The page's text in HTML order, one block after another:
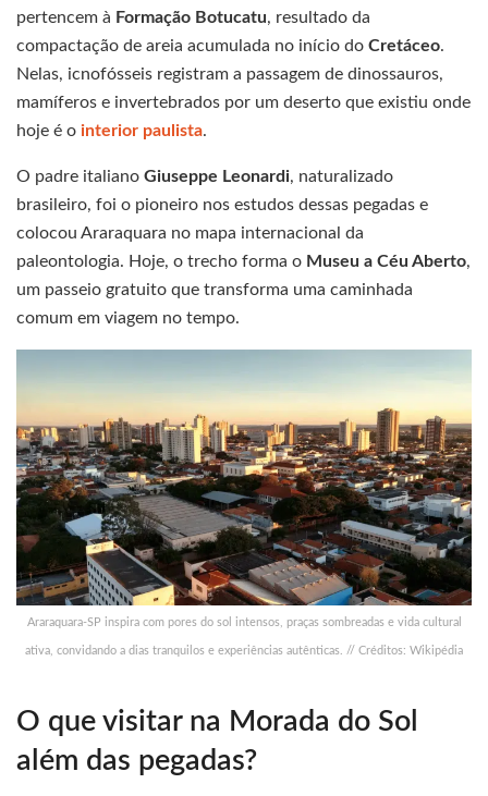
pertencem à Formação Botucatu, resultado da
compactação de areia acumulada no início do Cretáceo.
Nelas, icnofósseis registram a passagem de dinossauros,
mamíferos e invertebrados por um deserto que existiu onde
hoje é o interior paulista.
O padre italiano Giuseppe Leonardi, naturalizado
brasileiro, foi o pioneiro nos estudos dessas pegadas e
colocou Araraquara no mapa internacional da
paleontologia. Hoje, o trecho forma o Museu a Céu Aberto,
um passeio gratuito que transforma uma caminhada
comum em viagem no tempo.
Araraquara-SP inspira com pores do sol intensos, praças sombreadas e vida cultural
ativa, convidando a dias tranquilos e experiências autênticas. // Créditos: Wikipédia
O que visitar na Morada do Sol
além das pegadas?